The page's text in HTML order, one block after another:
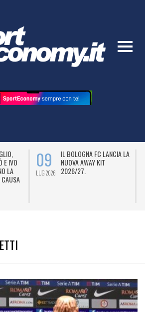
E IVO
LA
CAUSA
09
LUG 2026
IL BOLOGNA FC LANCIA LA
NUOVA AWAY KIT
2026/27.